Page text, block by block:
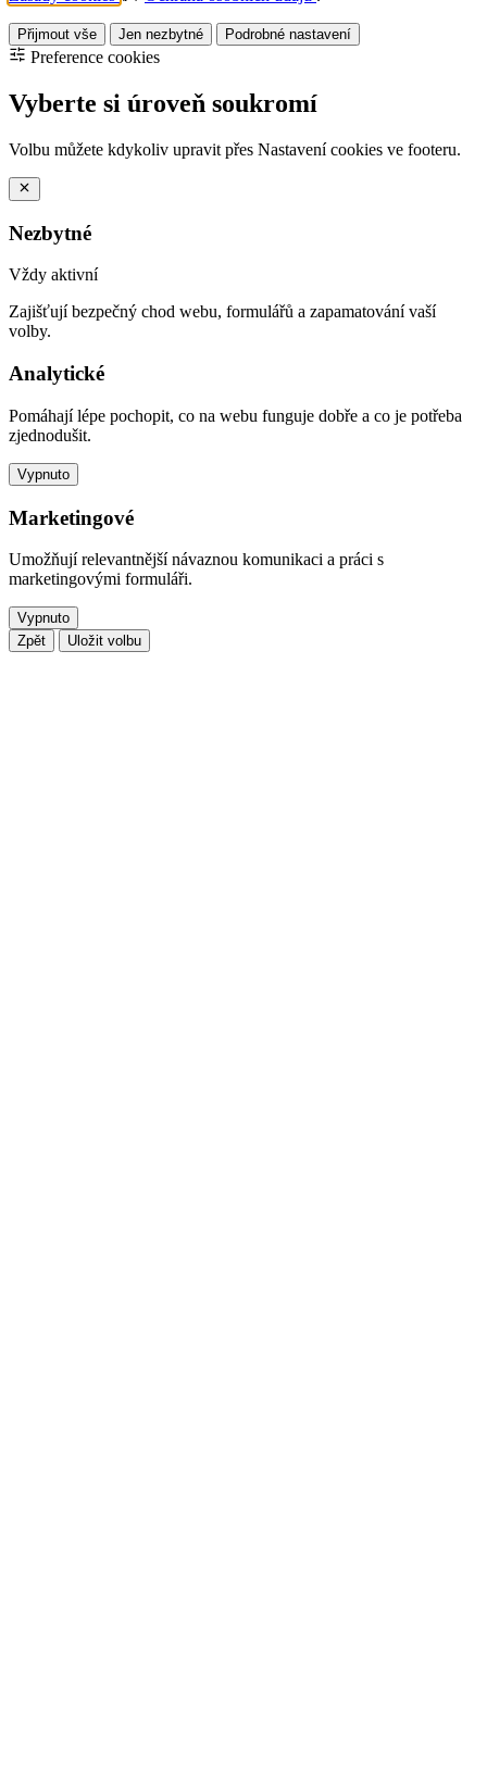
Přijmout vše Jen nezbytné Podrobné nastavení
Preference cookies
Vyberte si úroveň soukromí
Volbu můžete kdykoliv upravit přes Nastavení cookies ve footeru.
Nezbytné
Vždy aktivní
Zajišťují bezpečný chod webu, formulářů a zapamatování vaší
volby.
Analytické
Pomáhají lépe pochopit, co na webu funguje dobře a co je potřeba
zjednodušit.
Vypnuto
Marketingové
Umožňují relevantnější návaznou komunikaci a práci s
marketingovými formuláři.
Vypnuto
Zpět
Uložit volbu